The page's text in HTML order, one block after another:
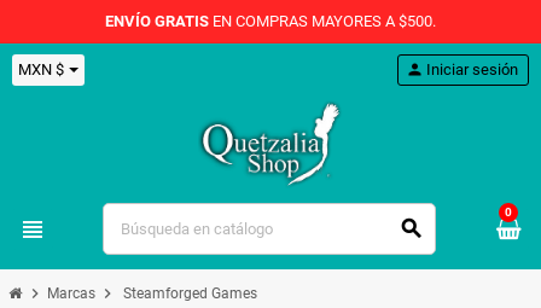
ENVÍO GRATIS EN COMPRAS MAYORES A $500.
MXN $
view_headline search
person Iniciar sesión
0
chevron_right Marcas chevron_right Steamforged Games